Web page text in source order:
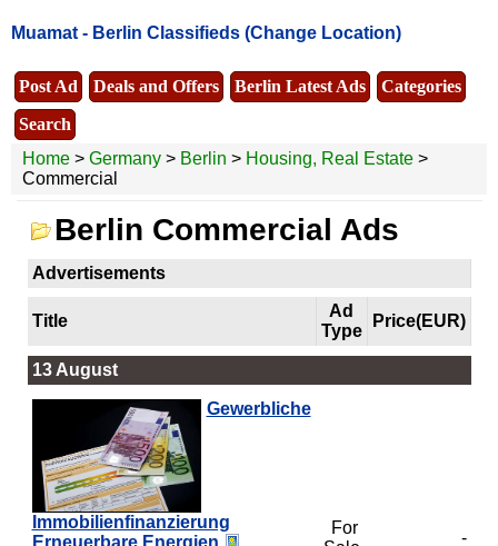
Muamat - Berlin Classifieds (Change Location)
Post Ad Deals and Offers Berlin Latest Ads
Categories
Search
Home > Germany > Berlin > Housing, Real Estate >
Commercial
Berlin Commercial Ads
Advertisements
Title
Ad
Type
Price(EUR)
13 August
Gewerbliche
Immobilienfinanzierung
Erneuerbare Energien
For
-